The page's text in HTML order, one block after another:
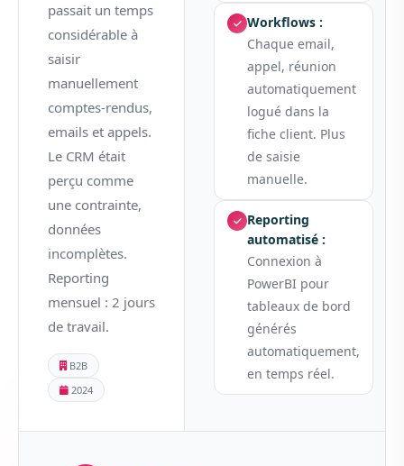
passait un temps
considérable à
saisir
manuellement
comptes-rendus,
emails et appels.
Le CRM était
perçu comme
une contrainte,
données
incomplètes.
Reporting
mensuel : 2 jours
de travail.
B2B
2024
Workflows :
Chaque email,
appel, réunion
automatiquement
logué dans la
fiche client. Plus
de saisie
manuelle.
Reporting
automatisé :
Connexion à
PowerBI pour
tableaux de bord
générés
automatiquement,
en temps réel.